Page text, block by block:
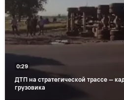
ДТП на стратегической трассе —
грузовика
0:29